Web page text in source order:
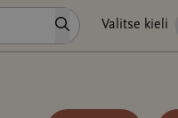
Hae Valitse kieli